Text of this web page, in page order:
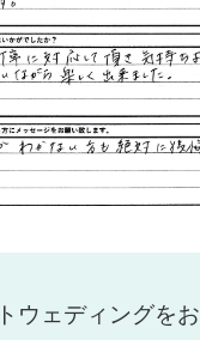
ウェディングを